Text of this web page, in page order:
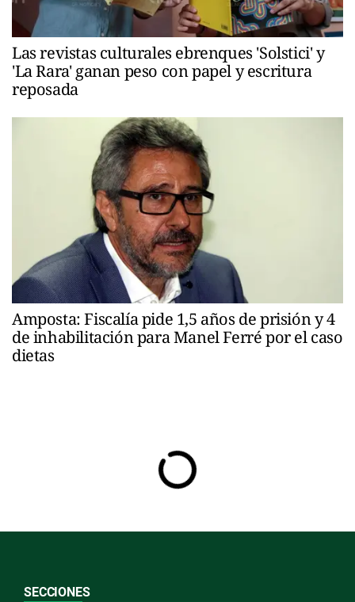
Las revistas culturales ebrenques 'Solstici' y
'La Rara' ganan peso con papel y escritura
reposada
Amposta: Fiscalía pide 1,5 años de prisión y 4
de inhabilitación para Manel Ferré por el caso
dietas
SECCIONES